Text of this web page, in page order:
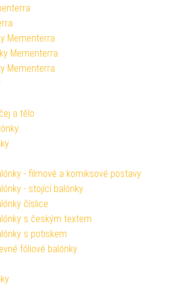
Mementerra
Mementerra
Mementerra
a tělo
- filmové a komiksové postavy
- stojící balónky
číslice
s českým textem
s potiskem
fóliové balónky